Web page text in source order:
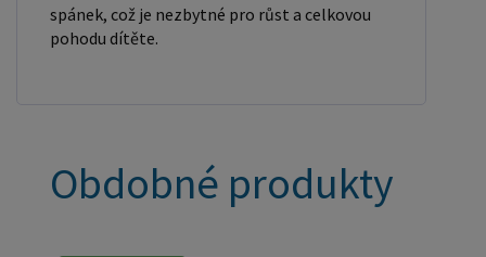
spánek, což je nezbytné pro růst a celkovou
pohodu dítěte.
Obdobné produkty